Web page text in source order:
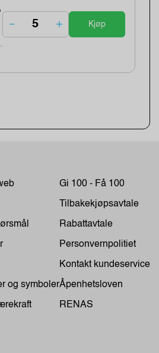
Kjøp
og symboler
Gi 100 - Få 100
Tilbakekjøpsavtale
Rabattavtale
Personvernpolitiet
Kontakt kundeservice
Åpenhetsloven
RENAS